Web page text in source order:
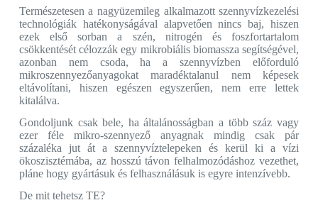
Természetesen a nagyüzemileg alkalmazott szennyvízkezelési
technológiák hatékonyságával alapvetően nincs baj, hiszen
ezek első sorban a szén, nitrogén és foszfortartalom
csökkentését célozzák egy mikrobiális biomassza segítségével,
azonban nem csoda, ha a szennyvízben előforduló
mikroszennyezőanyagokat maradéktalanul nem képesek
eltávolítani, hiszen egészen egyszerűen, nem erre lettek
kitalálva.
Gondoljunk csak bele, ha általánosságban a több száz vagy
ezer féle mikro-szennyező anyagnak mindig csak pár
százaléka jut át a szennyvíztelepeken és kerül ki a vízi
ökoszisztémába, az hosszú távon felhalmozódáshoz vezethet,
pláne hogy gyártásuk és felhasználásuk is egyre intenzívebb.
De mit tehetsz TE?